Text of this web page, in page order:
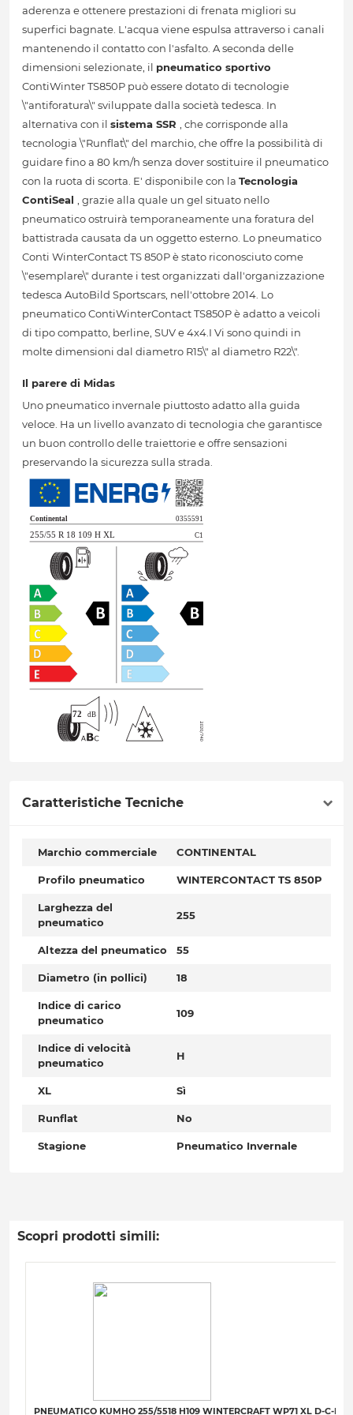
aderenza e ottenere prestazioni di frenata migliori su
superfici bagnate. L'acqua viene espulsa attraverso i canali
mantenendo il contatto con l'asfalto. A seconda delle
dimensioni selezionate, il pneumatico sportivo
ContiWinter TS850P può essere dotato di tecnologie
\"antiforatura\" sviluppate dalla società tedesca. In
alternativa con il sistema SSR , che corrisponde alla
tecnologia \"Runflat\" del marchio, che offre la possibilità di
guidare fino a 80 km/h senza dover sostituire il pneumatico
con la ruota di scorta. E' disponibile con la Tecnologia
ContiSeal , grazie alla quale un gel situato nello
pneumatico ostruirà temporaneamente una foratura del
battistrada causata da un oggetto esterno. Lo pneumatico
Conti WinterContact TS 850P è stato riconosciuto come
\"esemplare\" durante i test organizzati dall'organizzazione
tedesca AutoBild Sportscars, nell'ottobre 2014. Lo
pneumatico ContiWinterContact TS850P è adatto a veicoli
di tipo compatto, berline, SUV e 4x4.I Vi sono quindi in
molte dimensioni dal diametro R15\" al diametro R22\".
Il parere di Midas
Uno pneumatico invernale piuttosto adatto alla guida
veloce. Ha un livello avanzato di tecnologia che garantisce
un buon controllo delle traiettorie e offre sensazioni
preservando la sicurezza sulla strada.
Caratteristiche Tecniche
Marchio commerciale CONTINENTAL
Profilo pneumatico WINTERCONTACT TS 850P
Larghezza del
pneumatico
255
Altezza del pneumatico 55
Diametro (in pollici) 18
Indice di carico
pneumatico
109
Indice di velocità
pneumatico
H
XL Sì
Runflat No
Stagione Pneumatico Invernale
Scopri prodotti simili:
PNEUMATICO KUMHO 255/5518 H109 WINTERCRAFT WP71 XL D-C-B-72